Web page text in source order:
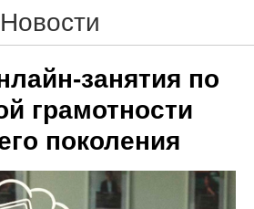
Новости
занятия по
грамотности
поколения